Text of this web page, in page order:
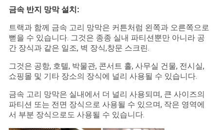
금속 반지 망막 설치:
트랙과 함께 금속 고리 망막은 커튼처럼 왼쪽과 오른쪽으로
뻗을 수 있습니다. 그것은 종종 실내 파티션뿐만 아니라 공
간 장식과 같은 일조, 벽 장식,창문 스크린.
그것은 공항, 호텔, 박물관, 콘서트 홀, 사무실 건물, 전시실,
쇼핑몰 및 기타 장소의 장식에 널리 사용될 수 있습니다.
금속 고리 망막은 실내에서 더 널리 사용되며, 큰 사이즈의
파티션 또는 전면 장식으로 사용될 수 있으며, 작은 영역에
서 부분 장식으로도 사용될 수 있습니다.